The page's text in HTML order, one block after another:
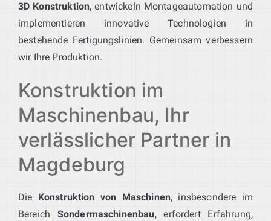
3D Konstruktion, entwickeln Montageautomation und
implementieren innovative Technologien in
bestehende Fertigungslinien. Gemeinsam verbessern
wir Ihre Produktion.
Konstruktion im
Maschinenbau, Ihr
verlässlicher Partner in
Magdeburg
Die Konstruktion von Maschinen, insbesondere im
Bereich Sondermaschinenbau, erfordert Erfahrung,